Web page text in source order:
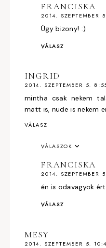
FRANCISKA
2014. SZEPTEMBER
Úgy bizony! :)
VÁLASZ
INGRID
2014. SZEPTEMBER 5.
mintha csak nekem
matt is, nude is nekem
VÁLASZ
VÁLASZOK
FRANCISKA
2014. SZEPTEMBER
én is odavagyok
VÁLASZ
MESY
2014. SZEPTEMBER 5.